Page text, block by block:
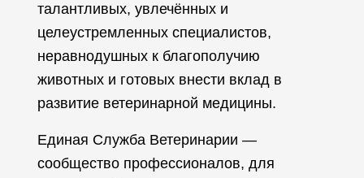
талантливых, увлечённых и
целеустремленных специалистов,
неравнодушных к благополучию
животных и готовых внести вклад в
развитие ветеринарной медицины.
Единая Служба Ветеринарии —
сообщество профессионалов, для